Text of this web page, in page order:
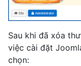
Sau khi đã xóa
việc cài đặt
chọn: